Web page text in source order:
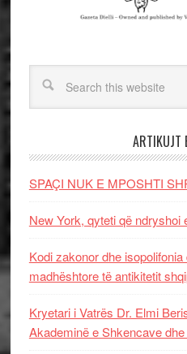
ARTIKUJT
SPAÇI NUK E MPOSHTI
New York, qyteti që
Kodi zakonor dhe
madhështore të antikitetit
Kryetari i Vatrës Dr. Elmi
Akademinë e Shkencave